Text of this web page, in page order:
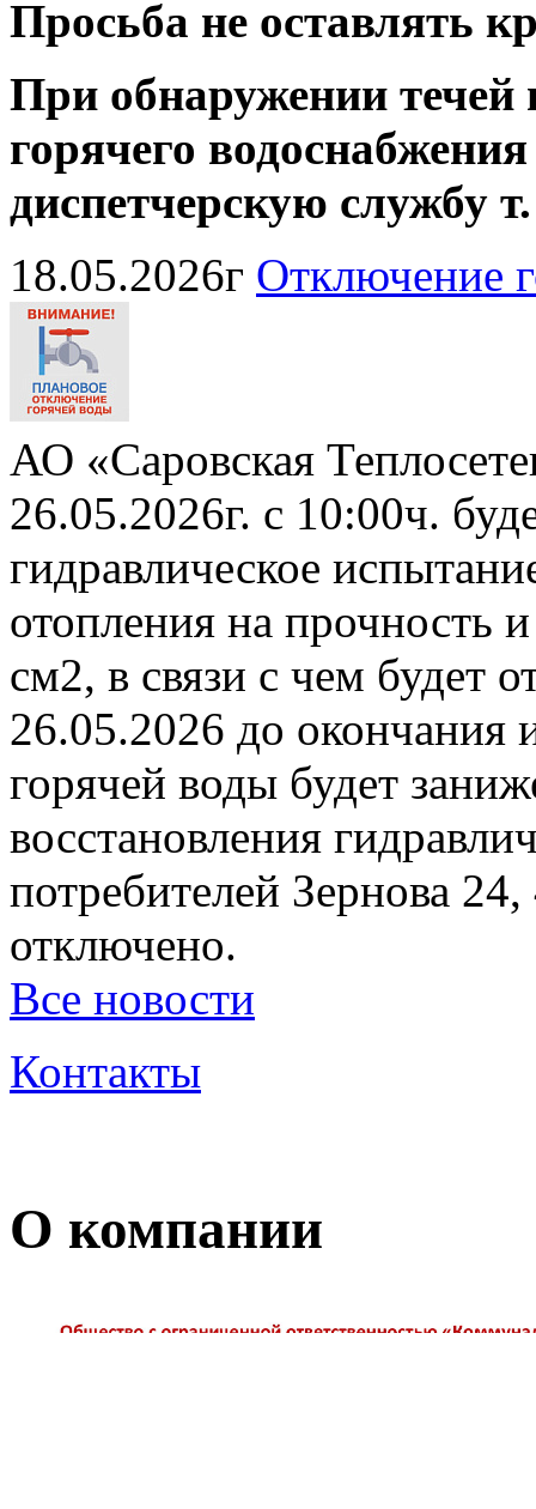
Просьба не оставлять
При обнаружении течей
горячего
диспетчерскую службу
18.05.2026г Отключение
АО «Саровская
26.05.2026г. с 10:00ч.
гидравлическое
отопления на прочность
см2, в связи с чем будет
26.05.2026 до окончания
горячей воды будет
восстановления
потребителей Зернова
отключено.
Все новости
Контакты
О компании